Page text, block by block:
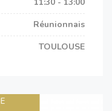
Réunionnais
TOULOUSE